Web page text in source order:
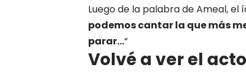
Luego de la palabra de Ameal,
podemos cantar la que más
parar…“
Volvé a ver el